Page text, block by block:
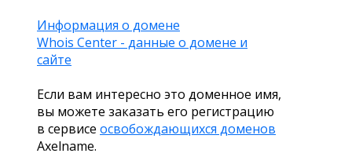
Информация о домене
Whois Center - данные о домене и
сайте
Если вам интересно это доменное имя,
вы можете заказать его регистрацию
в сервисе освобождающихся доменов
Axelname.